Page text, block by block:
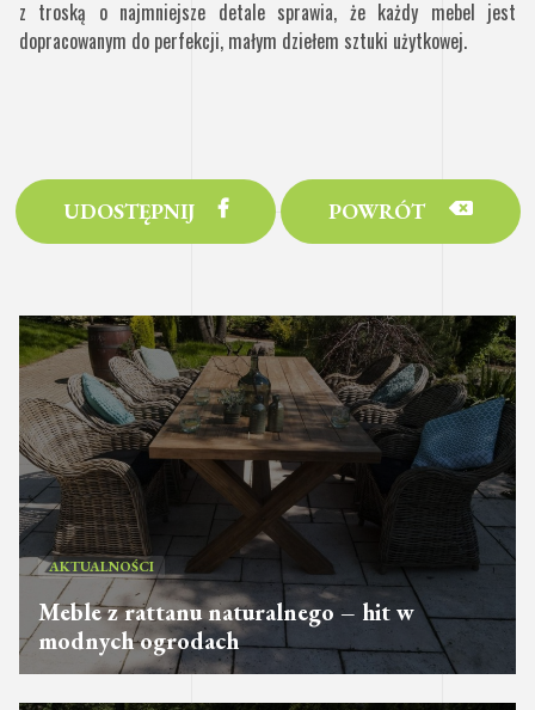
z troską o najmniejsze detale sprawia, że każdy mebel jest
dopracowanym do perfekcji, małym dziełem sztuki użytkowej.
UDOSTĘPNIJ POWRÓT
AKTUALNOŚCI
Meble z rattanu naturalnego – hit w
modnych ogrodach